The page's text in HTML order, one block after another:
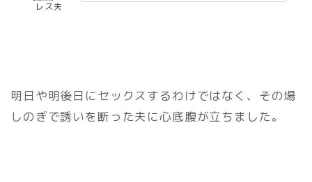
レス夫
明日や明後日にセックスするわけではなく、その場
しのぎで誘いを断った夫に心底腹が立ちました。